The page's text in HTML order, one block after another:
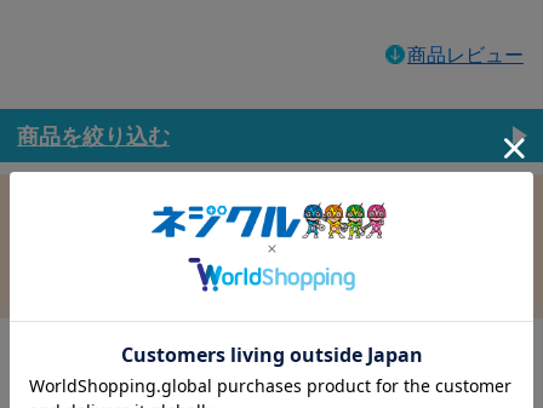
商品レビュー
商品を絞り込む
表面処理：ｾﾞﾛｸﾛﾑSW(銀)
在庫：
サンコータイト＋Ｃタイプバインド